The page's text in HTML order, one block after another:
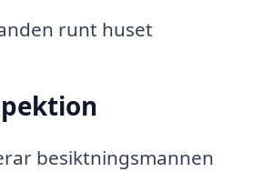
runt huset
besiktningsmannen